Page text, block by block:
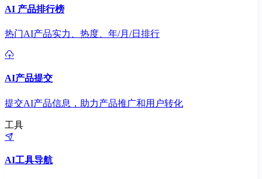
AI 产品排行榜
热门AI产品实力、热度、年/月/日排行
AI产品提交
提交AI产品信息，助力产品推广和用户转化
工具
AI工具导航